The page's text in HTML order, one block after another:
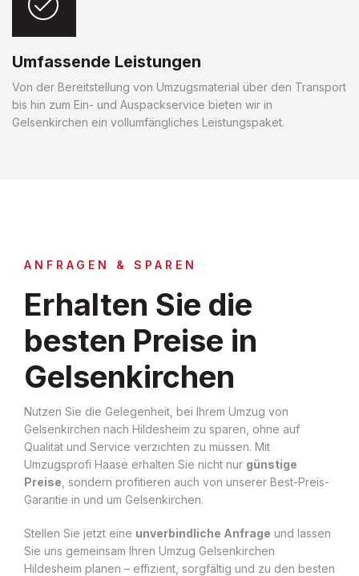
Umfassende Leistungen
Von der Bereitstellung von Umzugsmaterial über den Transport
bis hin zum Ein- und Auspackservice bieten wir in
Gelsenkirchen ein vollumfängliches Leistungspaket.
ANFRAGEN & SPAREN
Erhalten Sie die
besten Preise in
Gelsenkirchen
Nutzen Sie die Gelegenheit, bei Ihrem Umzug von
Gelsenkirchen nach Hildesheim zu sparen, ohne auf
Qualität und Service verzichten zu müssen. Mit
Umzugsprofi Haase erhalten Sie nicht nur günstige
Preise , sondern profitieren auch von unserer Best-Preis-
Garantie in und um Gelsenkirchen.
Stellen Sie jetzt eine unverbindliche Anfrage und lassen
Sie uns gemeinsam Ihren Umzug Gelsenkirchen
Hildesheim planen – effizient, sorgfältig und zu den besten